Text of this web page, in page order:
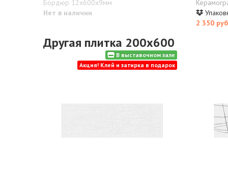
Бордюр 12x600x9мм
Нет в наличии
2 350
Другая плитка 200x600
В выставочном зале
Акция! Клей и затирка в подарок